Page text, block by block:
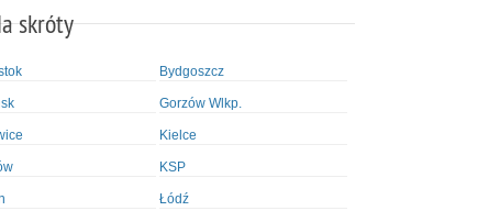
skróty
Bydgoszcz
Gorzów Wlkp.
Kielce
KSP
Łódź